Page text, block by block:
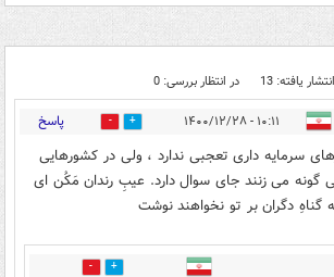
انتشار یافته: 13 در انتظار بررسی: 0
۱۰:۱۱ - ۱۴۰۰/۱۲/۲۸ 9 پاسخ
سرمایه داری تعجبی ندارد ، ولی در کشورهایی
گونه می زنند جای سوال دارد. عیبِ رندان مَکُن ای
گناهِ دگران بر تو نخواهند نوشت
5